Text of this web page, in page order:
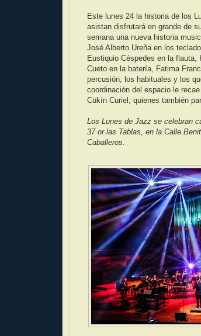
Este lunes 24 la historia de los
asistan disfrutará en grande de
semana una nueva historia
José Alberto Ureña en los
Eustiquio Céspedes en la flauta,
Cueto en la batería, Fatima
percusión, los habituales y los
coordinación del espacio le
Cukín Curiel, quienes también
Los Lunes de Jazz se celebran
37 or las Tablas, en la Calle
Caballeros.